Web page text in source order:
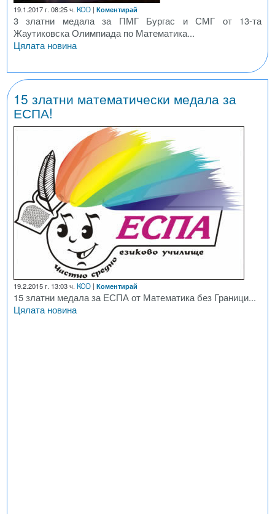
19.1.2017 г. 08:25 ч.KOD | Коментирай
3 златни медала за ПМГ Бургас и СМГ от 13-та
Жаутиковска Олимпиада по Математика...
Цялата новина
15 златни математически медала за
ЕСПА!
19.2.2015 г. 13:03 ч.KOD | Коментирай
15 златни медала за ЕСПА от Математика без Граници...
Цялата новина